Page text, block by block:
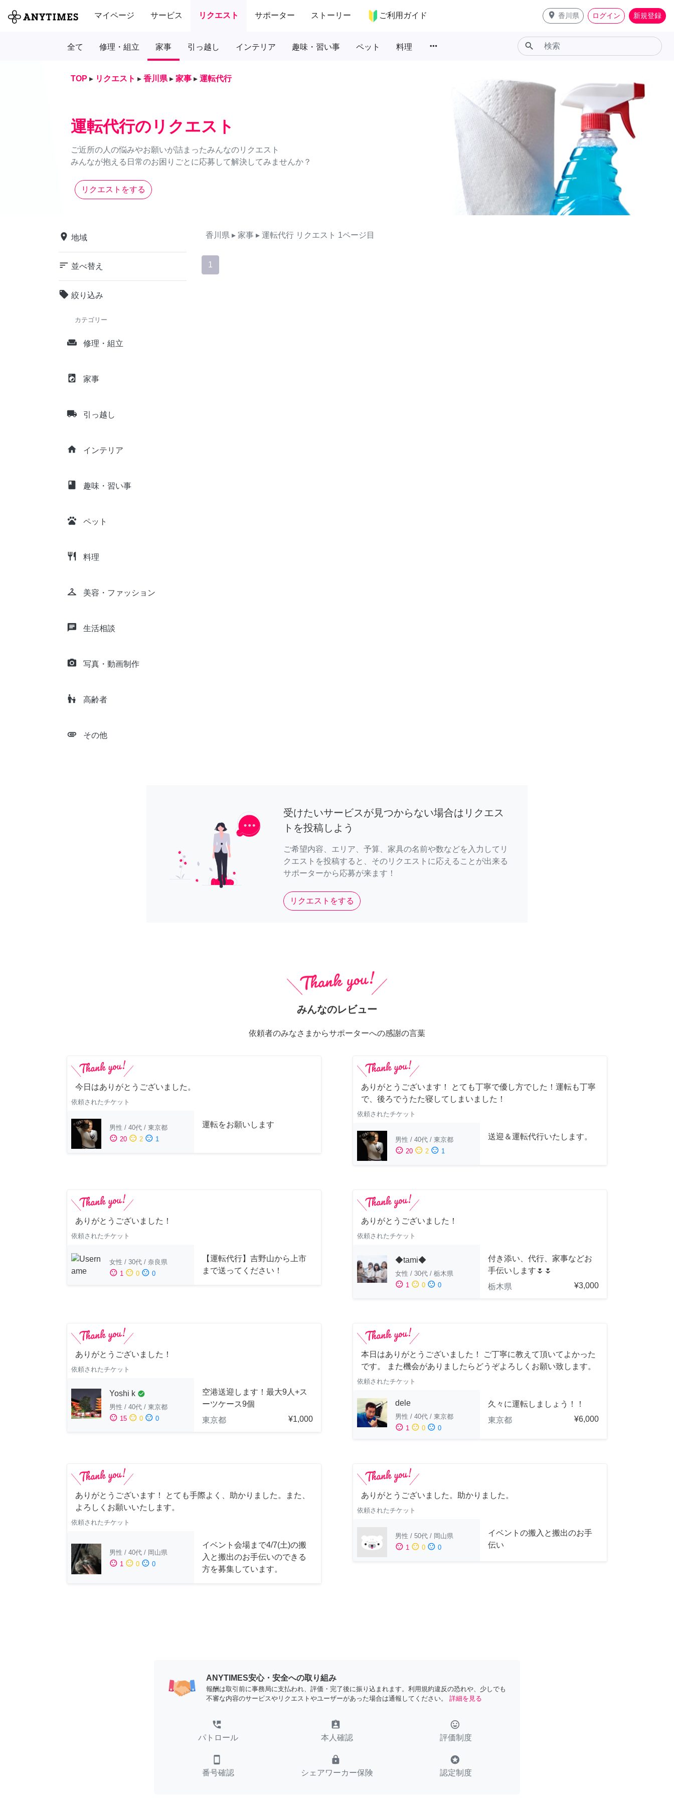
マイページ サービス リクエスト サポーター ストーリー ご利用ガイド place 香川県 ログイン 新規登録
全て 修理・組立 家事 引っ越し インテリア 趣味・習い事 ペット 料理 more_horiz search
TOP ▸ リクエスト ▸ 香川県 ▸ 家事 ▸ 運転代行
運転代行のリクエスト
ご近所の人の悩みやお願いが詰まったみんなのリクエスト
みんなが抱える日常のお困りごとに応募して解決してみませんか？
リクエストをする
place 地域
sort 並べ替え
local_offer 絞り込み
カテゴリー
weekend 修理・組立
local_laundry_service 家事
local_shipping 引っ越し
home インテリア
class 趣味・習い事
pets ペット
restaurant 料理
checkroom 美容・ファッション
chat 生活相談
camera_alt 写真・動画制作
escalator_warning 高齢者
attachment その他
香川県 ▸ 家事 ▸ 運転代行 リクエスト 1ページ目
1
受けたいサービスが見つからない場合はリクエス
トを投稿しよう
ご希望内容、エリア、予算、家具の名前や数などを入力してリ
クエストを投稿すると、そのリクエストに応えることが出来る
サポーターから応募が来ます！
リクエストをする
みんなのレビュー
依頼者のみなさまからサポーターへの感謝の言葉
今日はありがとうございました。
依頼されたチケット
男性 / 40代 / 東京都
sentiment_satisfied 20 sentiment_neutral 2 sentiment_dissatisfied 1
運転をお願いします
ありがとうございます！ とても丁寧で優し方でした！運転も丁寧
で、後ろでうたた寝してしまいました！
依頼されたチケット
男性 / 40代 / 東京都
sentiment_satisfied 20 sentiment_neutral 2 sentiment_dissatisfied 1
送迎＆運転代行いたします。
ありがとうございました！
依頼されたチケット
女性 / 30代 / 奈良県
sentiment_satisfied 1 sentiment_neutral 0 sentiment_dissatisfied 0
【運転代行】吉野山から上市
まで送ってください！
ありがとうございました！
依頼されたチケット
◆tami◆
女性 / 30代 / 栃木県
sentiment_satisfied 1 sentiment_neutral 0 sentiment_dissatisfied 0
付き添い、代行、家事などお
手伝いします🌷🌷
栃木県
¥3,000
ありがとうございました！
依頼されたチケット
Yoshi k check_circle
男性 / 40代 / 東京都
sentiment_satisfied 15 sentiment_neutral 0 sentiment_dissatisfied 0
空港送迎します！最大9人+ス
ーツケース9個
東京都
¥1,000
本日はありがとうございました！ ご丁寧に教えて頂いてよかった
です。 また機会がありましたらどうぞよろしくお願い致します。
依頼されたチケット
dele
男性 / 40代 / 東京都
sentiment_satisfied 1 sentiment_neutral 0 sentiment_dissatisfied 0
久々に運転しましょう！！
東京都
¥6,000
ありがとうございます！ とても手際よく、助かりました。また、
よろしくお願いいたします。
依頼されたチケット
男性 / 40代 / 岡山県
sentiment_satisfied 1 sentiment_neutral 0 sentiment_dissatisfied 0
イベント会場まで4/7(土)の搬
入と搬出のお手伝いのできる
方を募集しています。
ありがとうございました。助かりました。
依頼されたチケット
男性 / 50代 / 岡山県
sentiment_satisfied 1 sentiment_neutral 0 sentiment_dissatisfied 0
イベントの搬入と搬出のお手
伝い
ANYTIMES安心・安全への取り組み
報酬は取引前に事務局に支払われ、評価・完了後に振り込まれます。利用規約違反の恐れや、少しでも
不審な内容のサービスやリクエストやユーザーがあった場合は通報してください。
詳細を見る
perm_phone_msg
パトロール
assignment_ind
本人確認
tag_faces
評価制度
smartphone
番号確認
lock
シェアワーカー保険
stars
認定制度